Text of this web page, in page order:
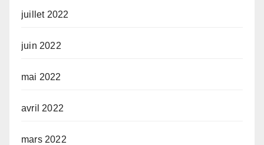
juillet 2022
juin 2022
mai 2022
avril 2022
mars 2022